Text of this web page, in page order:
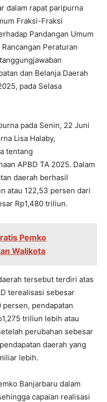
dalam rapat paripurna
Fraksi-Fraksi
Pandangan Umum
Peraturan
dan Belanja Daerah
pada Selasa
pada Senin, 22 Juni
Lisa Halaby,
tentang
APBD TA 2025. Dalam
daerah berhasil
atau 122,53 persen dari
Rp1,480 triliun.
Pemko
Walikota
tersebut terdiri atas
terealisasi sebesar
pendapatan
triliun lebih atau
perubahan sebesar
daerah yang
lebih.
Banjarbaru dalam
capaian realisasi